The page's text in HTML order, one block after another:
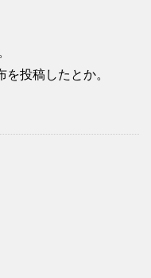
投稿したとか。